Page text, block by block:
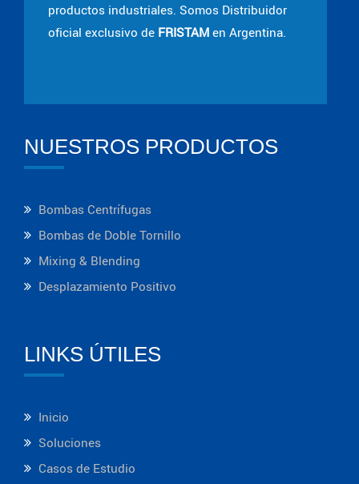
productos industriales. Somos Distribuidor
oficial exclusivo de FRISTAMen Argentina.
NUESTROS PRODUCTOS
Bombas Centrífugas
Bombas de Doble Tornillo
Mixing & Blending
Desplazamiento Positivo
LINKS ÚTILES
Inicio
Soluciones
Casos de Estudio